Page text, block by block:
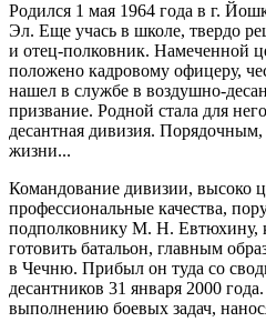
Родился 1 мая 1964 года в г.
Эл. Еще учась в школе, твердо
и отец-полковник. Намеченной
положено кадровому офицеру,
нашел в службе в воздушно-
призвание. Родной стала для
десантная дивизия.
жизни...
Командование дивизии, высоко
профессиональные качества,
подполковнику М. Н. Евтюхину,
готовить батальон, главным
в Чечню. Прибыл он туда со
десантников 31 января 2000
выполнению боевых задач,